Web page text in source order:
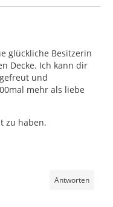
glückliche Besitzerin
Decke. Ich kann dir
und
mehr als liebe
zu haben.
Antworten